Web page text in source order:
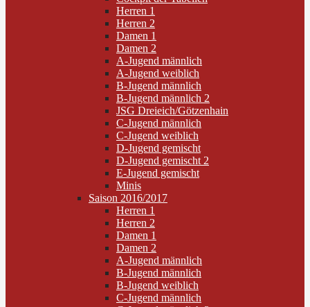
Herren 1
Herren 2
Damen 1
Damen 2
A-Jugend männlich
A-Jugend weiblich
B-Jugend männlich
B-Jugend männlich 2
JSG Dreieich/Götzenhain
C-Jugend männlich
C-Jugend weiblich
D-Jugend gemischt
D-Jugend gemischt 2
E-Jugend gemischt
Minis
Saison 2016/2017
Herren 1
Herren 2
Damen 1
Damen 2
A-Jugend männlich
B-Jugend männlich
B-Jugend weiblich
C-Jugend männlich